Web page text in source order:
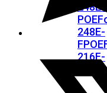
248E-
POE
248E-
FPOE
216F-